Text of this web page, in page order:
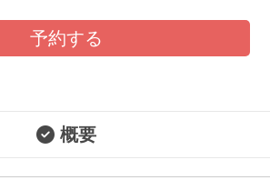
予約する
概要